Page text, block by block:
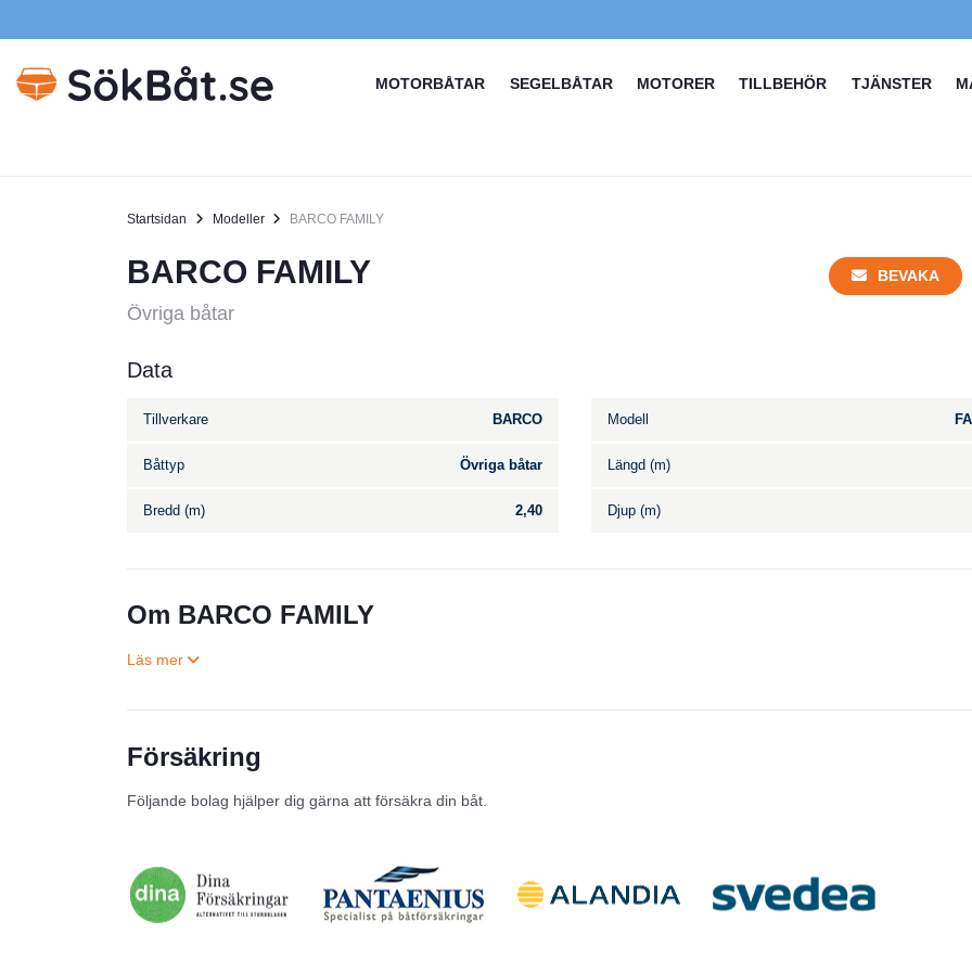
MOTORBÅTAR SEGELBÅTAR MOTORER TILLBEHÖR TJÄNSTER
Startsidan Modeller BARCO FAMILY
BARCO FAMILY
Övriga båtar
BEVAKA
Data
Tillverkare BARCO Modell
Båttyp Övriga båtar Längd (m)
Bredd (m) 2,40 Djup (m)
Om BARCO FAMILY
Försäkring
Följande bolag hjälper dig gärna att försäkra din båt.